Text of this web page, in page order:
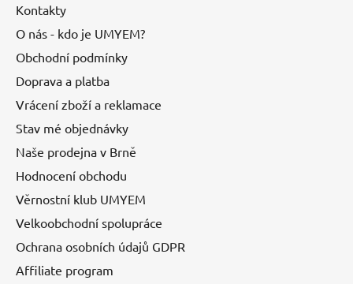
Kontakty
O nás - kdo je UMYEM?
Obchodní podmínky
Doprava a platba
Vrácení zboží a reklamace
Stav mé objednávky
Naše prodejna v Brně
Hodnocení obchodu
Věrnostní klub UMYEM
Velkoobchodní spolupráce
Ochrana osobních údajů GDPR
Affiliate program